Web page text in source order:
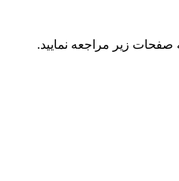
زیر مراجعه نمایید.